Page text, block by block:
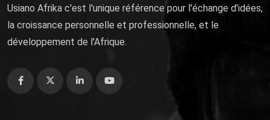
Usiano Afrika c'est l'unique référence pour l'échange d'idées,
la croissance personnelle et professionnelle, et le
développement de l'Afrique.